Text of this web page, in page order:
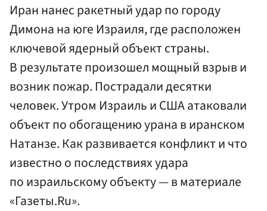
Иран нанес ракетный удар по городу
Димона на юге Израиля, где расположен
ключевой ядерный объект страны.
В результате произошел мощный взрыв и
возник пожар. Пострадали десятки
человек. Утром Израиль и США атаковали
объект по обогащению урана в иранском
Натанзе. Как развивается конфликт и что
известно о последствиях удара
по израильскому объекту — в материале
«Газеты.Ru».